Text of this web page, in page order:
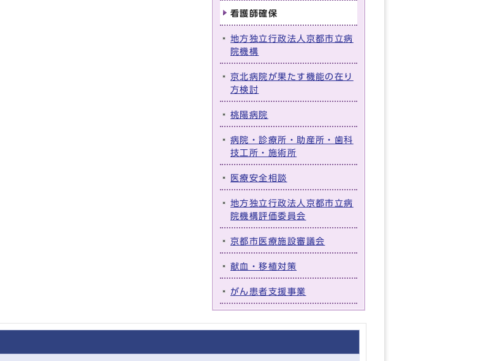
看護師確保
地方独立行政法人京都市立病
院機構
京北病院が果たす機能の在り
方検討
桃陽病院
病院・診療所・助産所・歯科
技工所・施術所
医療安全相談
地方独立行政法人京都市立病
院機構評価委員会
京都市医療施設審議会
献血・移植対策
がん患者支援事業